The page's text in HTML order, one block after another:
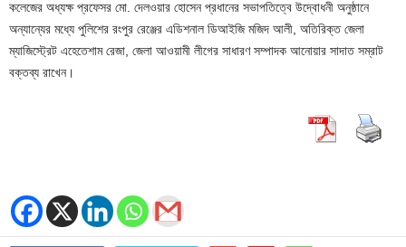
কলেজের অধ্যক্ষ প্রফেসর মো. দেলওয়ার হোসেন প্রধানের সভাপতিত্বে উদ্বোধনী অনুষ্ঠানে
অন্যান্যের মধ্যে পুলিশের রংপুর রেঞ্জের এডিশনাল ডিআইজি মজিদ আলী, অতিরিক্ত জেলা
ম্যাজিস্ট্রেট এহেতেশাম রেজা, জেলা আওয়ামী লীগের সাধারণ সম্পাদক আনোয়ার সাদাত সম্রাট
বক্তব্য রাখেন।